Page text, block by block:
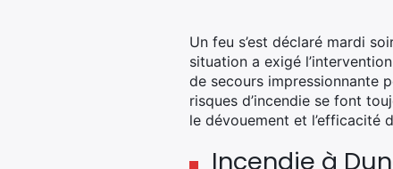
Un feu s’est déclaré mardi
situation a exigé
de secours impressionnante
risques d’incendie se font
le dévouement et l’efficacité
Incendie à